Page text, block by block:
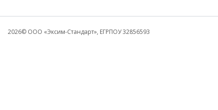
2026© ООО «Эксим-Стандарт», ЕГРПОУ 32856593